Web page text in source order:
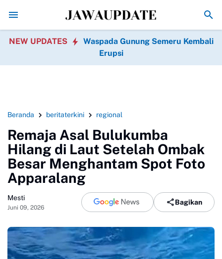
Viral Pernikahan Sultan di Grobogan,
NEW UPDATES
Waspada Gunung Semeru Kembali
Erupsi
Beranda beritaterkini regional
Remaja Asal Bulukumba
Hilang di Laut Setelah Ombak
Besar Menghantam Spot Foto
Apparalang
Mesti
Juni 09, 2026
Bagikan